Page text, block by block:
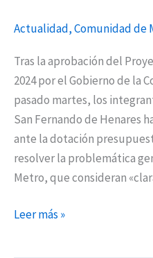
Actualidad,Comunidad de
Tras la aprobación del
2024 por el Gobierno de la
pasado martes, los
San Fernando de Henares
ante la dotación
resolver la problemática
Metro, que consideran
Leer más »